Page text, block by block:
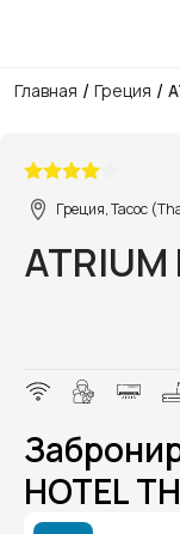
Главная / Греция /
Греция, Тасос
ATRIUM
HOTEL